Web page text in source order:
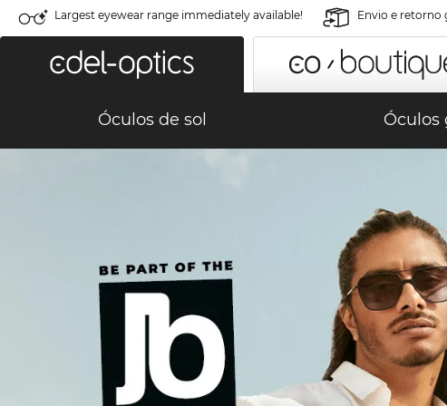
Largest eyewear range immediately available! Envio e retorno
Óculos de sol Óculos